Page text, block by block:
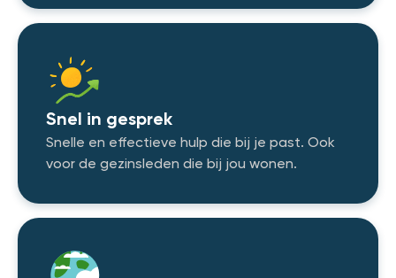
Snel in gesprek
Snelle en effectieve hulp die bij je past. Ook
voor de gezinsleden die bij jou wonen.